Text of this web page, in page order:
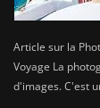
Article sur la
Voyage La
d'images. C'est